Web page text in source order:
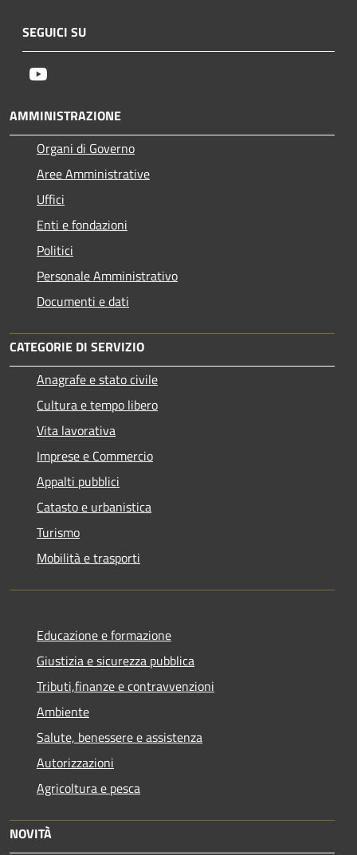
SEGUICI SU
AMMINISTRAZIONE
Organi di Governo
Aree Amministrative
Uffici
Enti e fondazioni
Politici
Personale Amministrativo
Documenti e dati
CATEGORIE DI SERVIZIO
Anagrafe e stato civile
Cultura e tempo libero
Vita lavorativa
Imprese e Commercio
Appalti pubblici
Catasto e urbanistica
Turismo
Mobilità e trasporti
Educazione e formazione
Giustizia e sicurezza pubblica
Tributi,finanze e contravvenzioni
Ambiente
Salute, benessere e assistenza
Autorizzazioni
Agricoltura e pesca
NOVITÀ